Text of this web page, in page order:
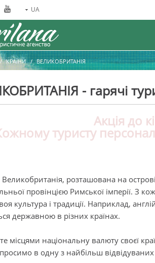
UA
КРАЇНИ ВЕЛИКОБРИТАНІЯ
- гарячі
Акція до
туристу
розташована на
провінцією Римської імперії. З
культура і традиції. Наприклад,
державною в різних країнах.
місцями національну валюту своєї
в одну з найбільш